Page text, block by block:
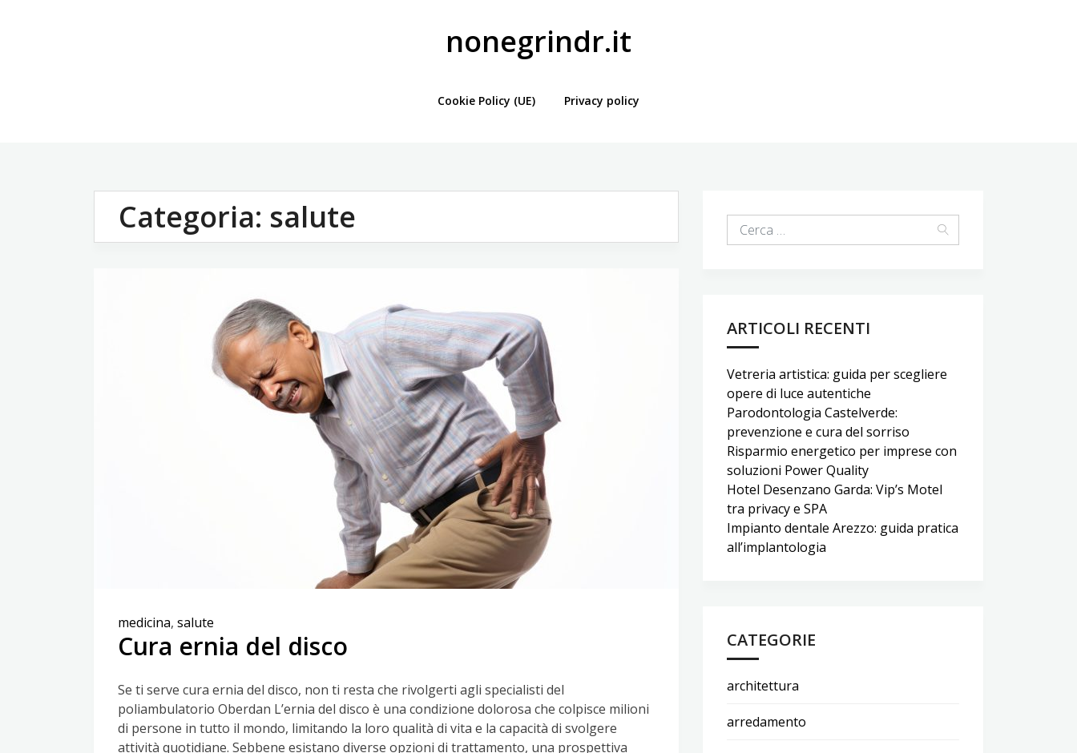
nonegrindr.it
Cookie Policy (UE) Privacy policy
Categoria: salute
medicina, salute
Cura ernia del disco
Se ti serve cura ernia del disco, non ti resta che rivolgerti agli specialisti del
poliambulatorio Oberdan L’ernia del disco è una condizione dolorosa che colpisce milioni
di persone in tutto il mondo, limitando la loro qualità di vita e la capacità di svolgere
attività quotidiane. Sebbene esistano diverse opzioni di trattamento, una prospettiva
ARTICOLI RECENTI
Vetreria artistica: guida per scegliere
opere di luce autentiche
Parodontologia Castelverde:
prevenzione e cura del sorriso
Risparmio energetico per imprese con
soluzioni Power Quality
Hotel Desenzano Garda: Vip’s Motel
tra privacy e SPA
Impianto dentale Arezzo: guida pratica
all’implantologia
CATEGORIE
architettura
arredamento